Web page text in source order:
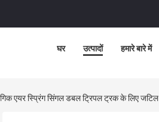
घर उत्पादों हमारे बारे में
एयर स्प्रिंग सिंगल डबल ट्रिपल ट्रक के लिए जटिल